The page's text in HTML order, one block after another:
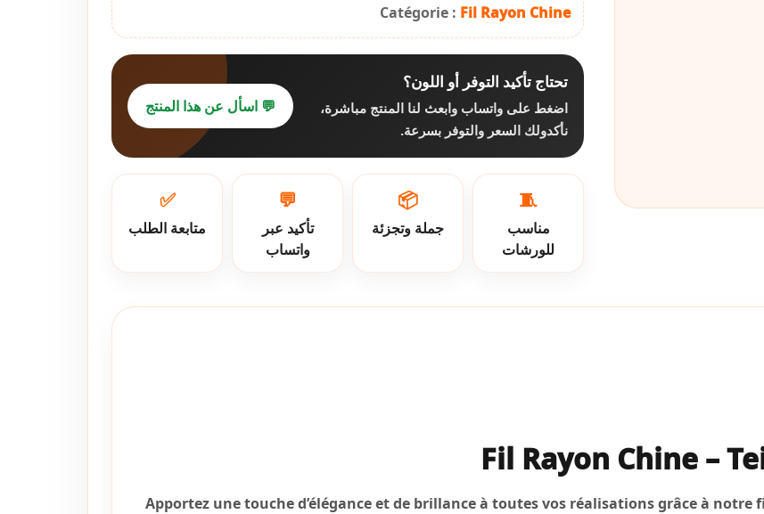
Catégorie : Fil Rayon Chine
تحتاج تأكيد التوفر أو اللون؟
اضغط على واتساب وابعث لنا المنتج مباشرة،
نأكدولك السعر والتوفر بسرعة.
💬 اسأل عن هذا المنتج
🧵
مناسب
للورشات
📦
جملة وتجزئة
💬
تأكيد عبر
واتساب
✅
متابعة الطلب
Fil Rayon Chine –
Apportez une touche d’élégance et de brillance à toutes vos réalisations grâce à notre